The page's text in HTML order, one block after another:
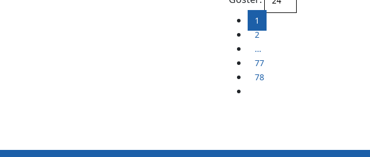
1
2
…
77
78